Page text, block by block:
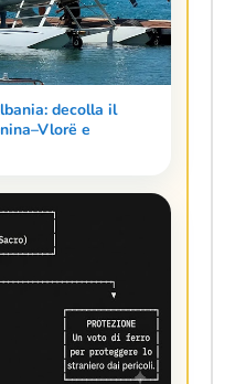
decolla il
e